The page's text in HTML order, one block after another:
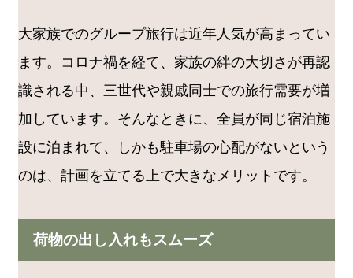
大家族でのグループ旅行は近年人気が高まってい
ます。コロナ禍を経て、家族の絆の大切さが再認
識される中、三世代や親戚同士での旅行需要が増
加しています。そんなときに、全員が同じ宿泊施
設に泊まれて、しかも駐車場の心配がないという
のは、計画を立てる上で大きなメリットです。
荷物の出し入れもスムーズ